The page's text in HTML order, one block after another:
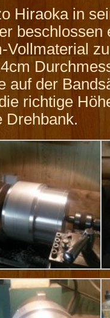
Hiraoka in
beschlossen
auf der
richtige
Drehbank.